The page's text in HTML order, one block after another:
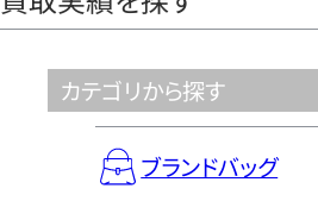
カテゴリから探す
ブランドバッグ